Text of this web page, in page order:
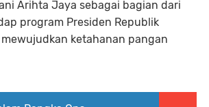
Arihta Jaya sebagai bagian dari
program Presiden Republik
mewujudkan ketahanan pangan